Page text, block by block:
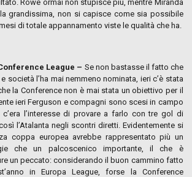
Rowe ormai non stupisce più, mentre Miranda
grandissima, non si capisce come sia possibile
di totale appannamento viste le qualità che ha.
League – Se non bastasse il fatto che
società l’ha mai nemmeno nominata, ieri c’è stata
la Conference non è mai stata un obiettivo per il
ieri Ferguson e compagni sono scesi in campo
l’interesse di provare a farlo con tre gol di
l’Atalanta negli scontri diretti. Evidentemente si
coppa europea avrebbe rappresentato più un
che un palcoscenico importante, il che è
un peccato: considerando il buon cammino fatto
in Europa League, forse la Conference